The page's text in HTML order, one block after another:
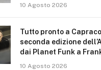
10 Agosto 2026
Tutto pronto a
seconda edizione
dai Planet Funk a
10 Agosto 2026